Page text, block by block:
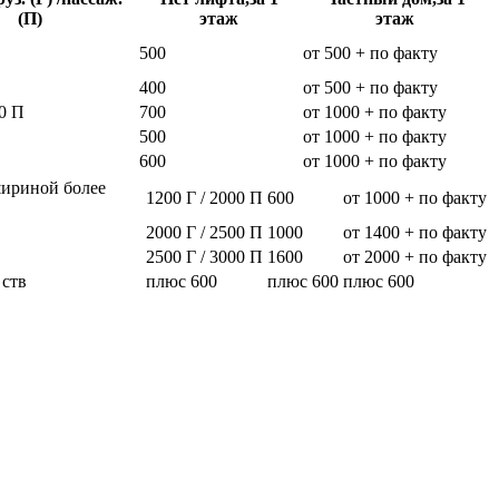
(П)
этаж
этаж
500
от 500 + по факту
400
от 500 + по факту
П 700
от 1000 + по факту
500
от 1000 + по факту
600 от 1000 + по факту
более
1200 Г / 2000 П 600
от 1000 + по факту
2000 Г / 2500 П 1000
от 1400 + по факту
2500 Г / 3000 П 1600
от 2000 + по факту
плюс 600 плюс 600 плюс 600